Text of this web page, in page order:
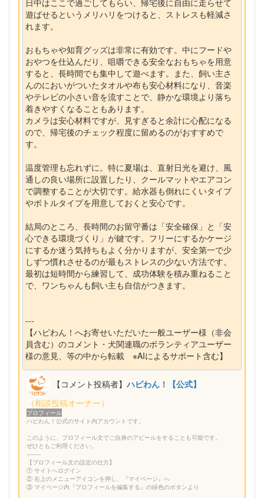
遊ばせるというメリハリをつけると、ストレスも軽減さ
れます。
おもちゃや知育グッズは非常に有効です。中にフードや
おやつを仕込んだり、咀嚼できる安全なおもちゃを用意
すると、長時間でも集中して遊べます。また、飼い主さ
んのにおいがついたタオルや布も安心材料になり、音楽
やテレビの小さい音を流すことで、静かな環境より落ち
着きやすくなることもあります。
カメラは安心材料ですが、見すぎると余計に心配になる
ので、帰宅後のチェック程度に留めるのがおすすめで
す。
温度管理も忘れずに。特に夏場は、直射日光を避け、風
通しの良い場所に設置したり、クールマットやエアコン
で調整することが大切です。給水器も倒れにくいタイプ
やボトルタイプを用意しておくと安心です。
結局のところ、長時間のお留守番は「安全確保」と「安
心できる環境づくり」が鍵です。フリーにするかケージ
にするか迷う気持ちもよく分かりますが、安全第一で少
しずつ慣れさせるのが最もストレスの少ない方法です。
最初は短時間から練習して、成功体験を積み重ねること
で、ワンちゃんも飼い主も自信がつきます。
---
【ハピわん！へお寄せいただいた一般ユーザー様（非会
員含む）のコメント・犬関連職のボランティアユーザー
様の意見、等の中から転載 ※AIによるサポート含む】
【コメント投稿者】ハピわん！【公式】
（相談投稿オーナー）
プロフィール
ハピわん！公式のサイト内アカウントです。
このように、プロフィール文でご自身のアピールをすることも可能です。
ぜひともご利用ください。
--------
【プロフィール文の設定の仕方】
① サイトへログイン
② 右上のメニューアイコンを押し、『マイページ』へ
③ マイページ内『プロフィールを編集する』の緑色のボタンより